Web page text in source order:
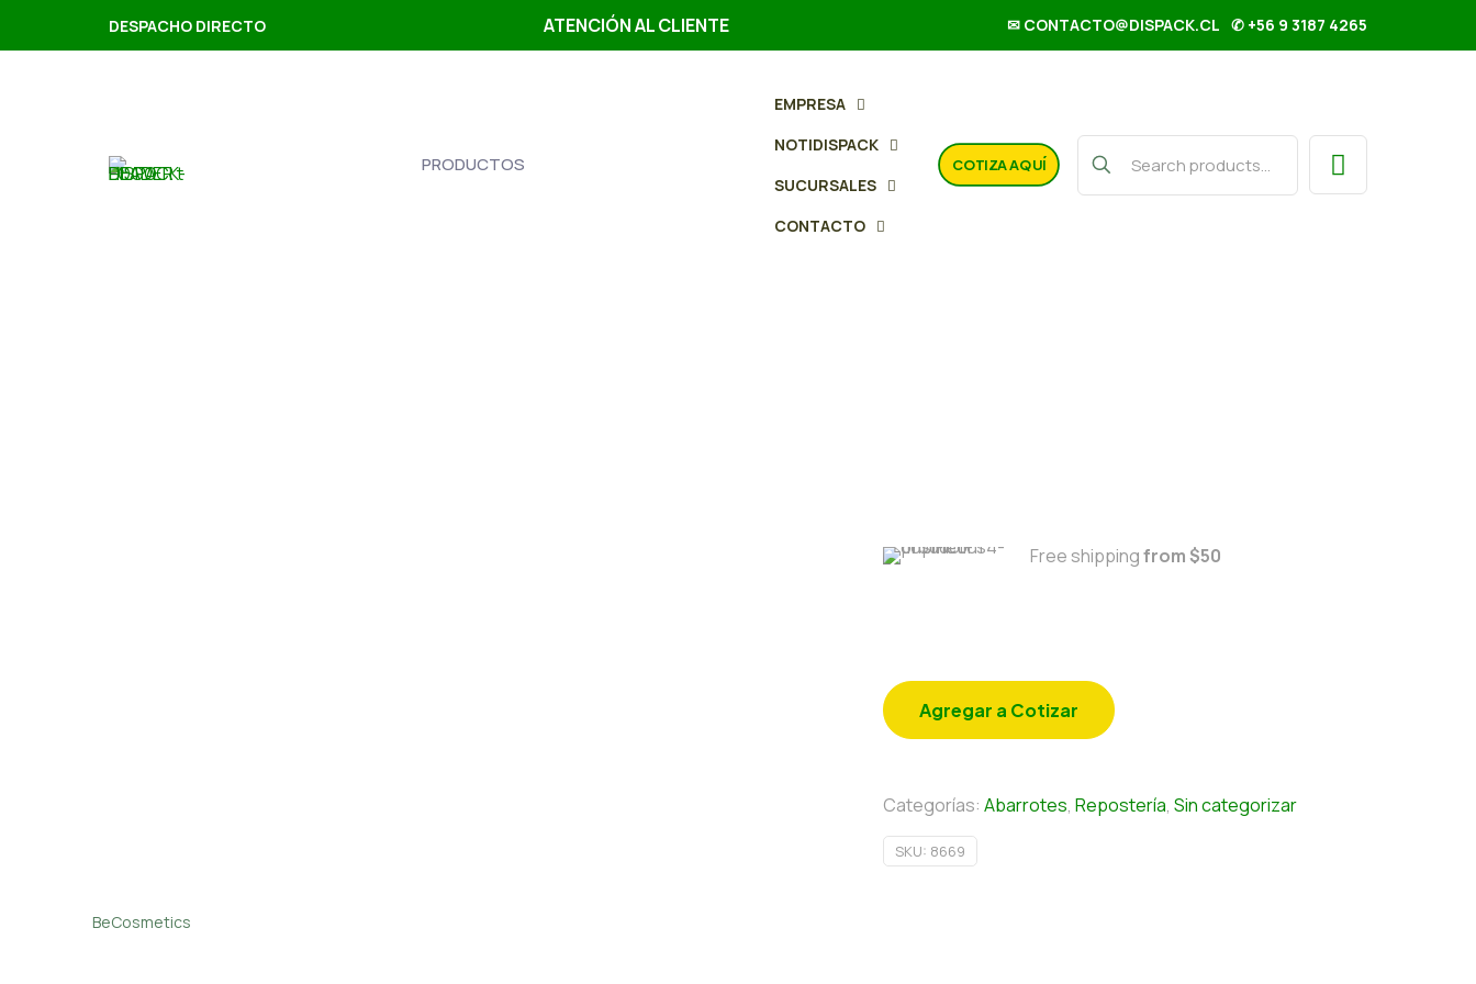
DESPACHO DIRECTO ATENCIÓN AL CLIENTE ✉ CONTACTO@DISPACK.CL ✆ +56 9 3187 4265
PRODUCTOS
EMPRESA
NOTIDISPACK
SUCURSALES
CONTACTO
COTIZA AQUÍ
Free shippingfrom $50
Agregar a Cotizar
Categorías: Abarrotes, Repostería, Sin categorizar
SKU: 8669
BeCosmetics